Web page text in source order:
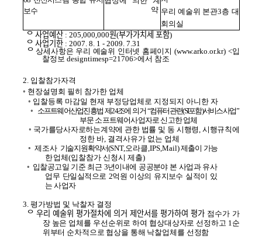
보수
약 우리 예술위 본관3층 대
회의실
ᄋ 사업예산 : 205,000,000원(부가가치세 포함)
ᄋ 사업기한 : 2007. 8. 1 - 2009. 7.31
ᄋ상세사항은 우리 예술위 인터넷 홈페이지 (www.arko.or.kr) <입
찰정보 designtimesp=21706>에서 참조
2. 입찰참가자격
◦ 현장설명회 필히 참가한 업체
◦ 입찰등록 마감일 현재 부정당업체로 지정되지 아니한 자
◦ 소프트웨어산업진흥법 제24조에 의거 “컴퓨터관련(SI포함)서비스사업”
부문 소프트웨어사업자로 신고한 업체
◦ 국가를당사자로하는계약에 관한 법률 및 동 시행령, 시행규칙에
정한 바, 결격사유가 없는 업체
◦ 제조사 기술지원확약서(SNT,오라클,IPS,Mail) 제출이 가능
한업체(입찰참가 신청시 제출)
◦ 입찰공고일 기준 최근 3년이내에 공공분야 본 사업과 유사
업무 단일실적으로 2억원 이상의 유지보수 실적이 있
는 사업자
3. 평가방법 및 낙찰자 결정
ᄋ 우리 예술위 평가절차에 의거 제안서를 평가하여 평가 점수가 가
장 높은 업체를 우선순위로 하여 협상대상자로 선정하고 1순
위부터 순차적으로 협상을 통해 낙찰업체를 선정함